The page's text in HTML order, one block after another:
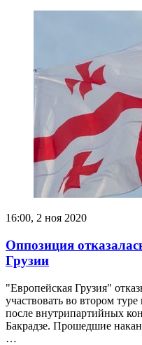
16:00, 2 ноя 2020
Оппозиция
Грузии
"Европейская Грузия"
участвовать во втором
после внутрипартийных
Бакрадзе. Прошедшие
…